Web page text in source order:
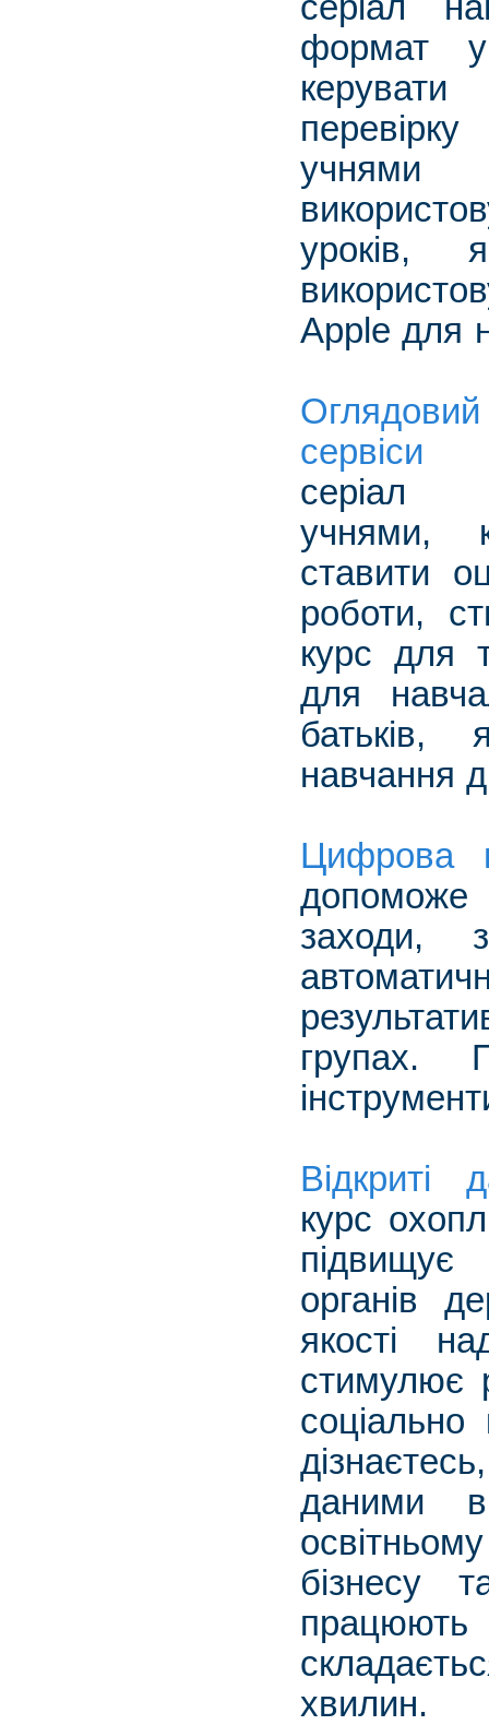
формат
керувати
уроків,
Apple для
учнями,
ставити
роботи,
курс для
для
батьків,
навчання
Цифрова
заходи,
групах.
Відкриті
курс
підвищує
органів
якості
стимулює
даними
бізнесу
хвилин.